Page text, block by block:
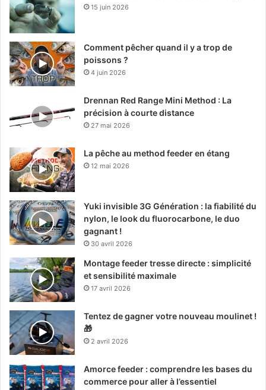
15 juin 2026
Comment pêcher quand il y a trop de
poissons ?
4 juin 2026
Drennan Red Range Mini Method : La
précision à courte distance
27 mai 2026
La pêche au method feeder en étang
12 mai 2026
Yuki invisible 3G Génération : la fiabilité du
nylon, le look du fluorocarbone, le duo
gagnant !
30 avril 2026
Montage feeder tresse directe : simplicité
et sensibilité maximale
17 avril 2026
Tentez de gagner votre nouveau moulinet !
🎁
2 avril 2026
Amorce feeder : comprendre les bases du
commerce pour aller à l’essentiel